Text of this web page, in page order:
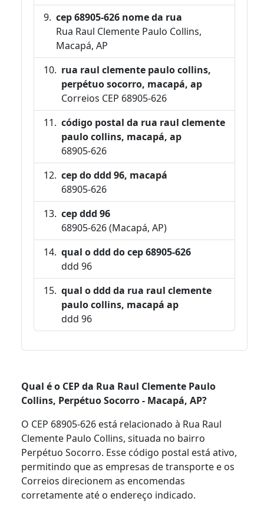
cep 68905-626 nome da rua
Rua Raul Clemente Paulo Collins,
Macapá, AP
rua raul clemente paulo collins,
perpétuo socorro, macapá, ap
Correios CEP 68905-626
código postal da rua raul clemente
paulo collins, macapá, ap
68905-626
cep do ddd 96, macapá
68905-626
cep ddd 96
68905-626 (Macapá, AP)
qual o ddd do cep 68905-626
ddd 96
qual o ddd da rua raul clemente
paulo collins, macapá ap
ddd 96
Qual é o CEP da Rua Raul Clemente Paulo
Collins, Perpétuo Socorro - Macapá, AP?
O CEP 68905-626 está relacionado à Rua Raul
Clemente Paulo Collins, situada no bairro
Perpétuo Socorro. Esse código postal está ativo,
permitindo que as empresas de transporte e os
Correios direcionem as encomendas
corretamente até o endereço indicado.